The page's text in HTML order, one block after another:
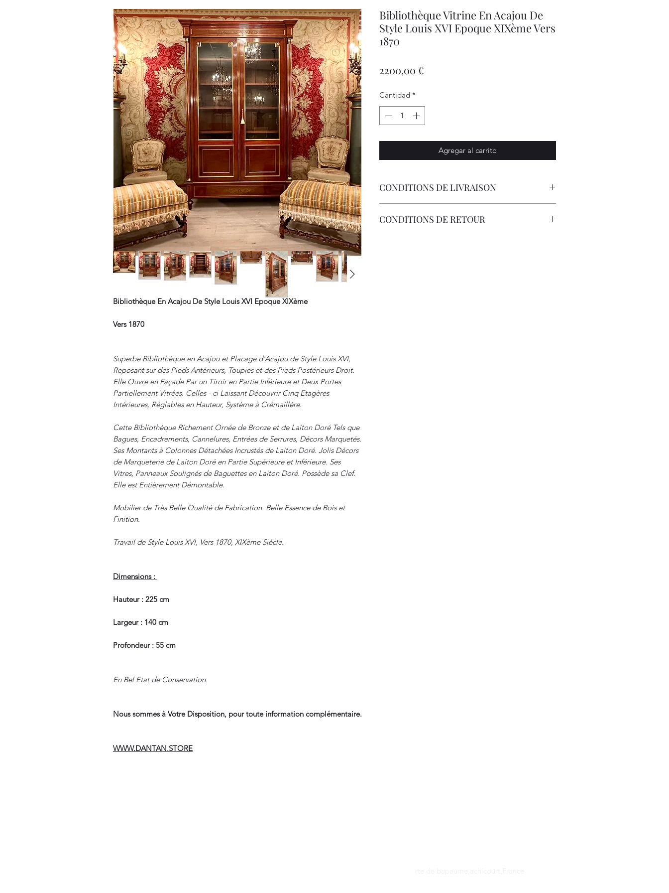
Bibliothèque En Acajou De Style Louis XVI Epoque XIXème
Vers 1870
Superbe Bibliothèque en Acajou et Placage d'Acajou de Style Louis XVI,
Reposant sur des Pieds Antérieurs, Toupies et des Pieds Postérieurs Droit.
Elle Ouvre en Façade Par un Tiroir en Partie Inférieure et Deux Portes
Partiellement Vitrées. Celles - ci Laissant Découvrir Cinq Etagères
Intérieures, Réglables en Hauteur, Système à Crémaillère.
Cette Bibliothèque Richement Ornée de Bronze et de Laiton Doré Tels que
Bagues, Encadrements, Cannelures, Entrées de Serrures, Décors Marquetés.
Ses Montants à Colonnes Détachées Incrustés de Laiton Doré. Jolis Décors
de Marqueterie de Laiton Doré en Partie Supérieure et Inférieure. Ses
Vitres, Panneaux Soulignés de Baguettes en Laiton Doré. Possède sa Clef.
Elle est Entièrement Démontable.
Mobilier de Très Belle Qualité de Fabrication. Belle Essence de Bois et
Finition.
Travail de Style Louis XVI, Vers 1870, XIXème Siècle.
Dimensions :
Hauteur : 225 cm
Largeur : 140 cm
Profondeur : 55 cm
En Bel Etat de Conservation.
Nous sommes à Votre Disposition, pour toute information complémentaire.
WWW.DANTAN.STORE
Bibliothèque Vitrine En Acajou De
Style Louis XVI Epoque XIXème Vers
1870
2200,00 €
Cantidad *
Agregar al carrito
CONDITIONS DE LIVRAISON
CONDITIONS DE RETOUR